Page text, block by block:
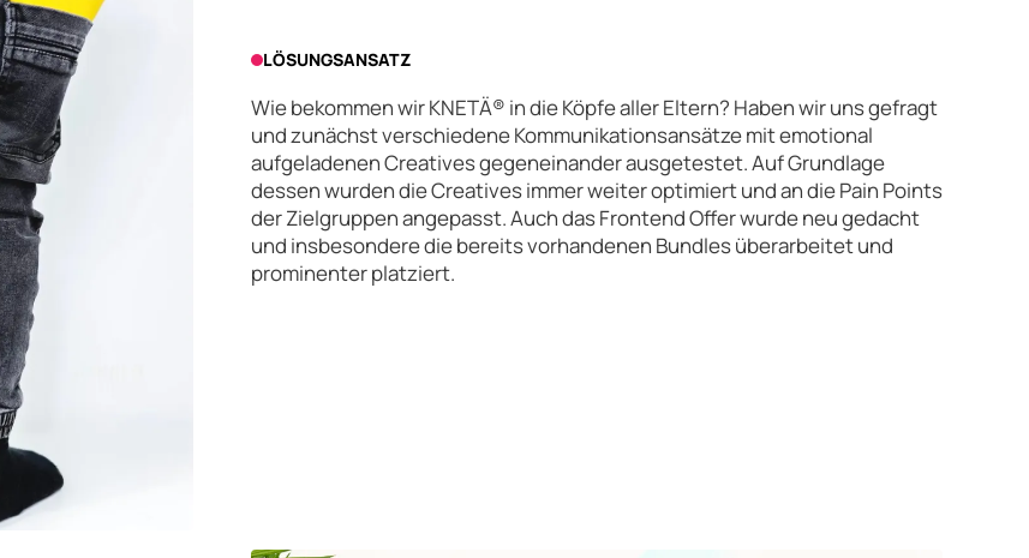
LÖSUNGSANSATZ
Wie bekommen wir KNETÄ® in die Köpfe aller Eltern? Haben wir uns gefragt
und zunächst verschiedene Kommunikationsansätze mit emotional
aufgeladenen Creatives gegeneinander ausgetestet. Auf Grundlage
dessen wurden die Creatives immer weiter optimiert und an die Pain Points
der Zielgruppen angepasst. Auch das Frontend Offer wurde neu gedacht
und insbesondere die bereits vorhandenen Bundles überarbeitet und
prominenter platziert.